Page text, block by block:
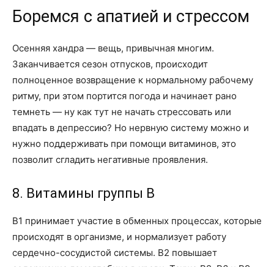
Боремся с апатией и стрессом
Осенняя хандра — вещь, привычная многим.
Заканчивается сезон отпусков, происходит
полноценное возвращение к нормальному рабочему
ритму, при этом портится погода и начинает рано
темнеть — ну как тут не начать стрессовать или
впадать в депрессию? Но нервную систему можно и
нужно поддерживать при помощи витаминов, это
позволит сгладить негативные проявления.
8. Витамины группы B
B1 принимает участие в обменных процессах, которые
происходят в организме, и нормализует работу
сердечно-сосудистой системы. B2 повышает